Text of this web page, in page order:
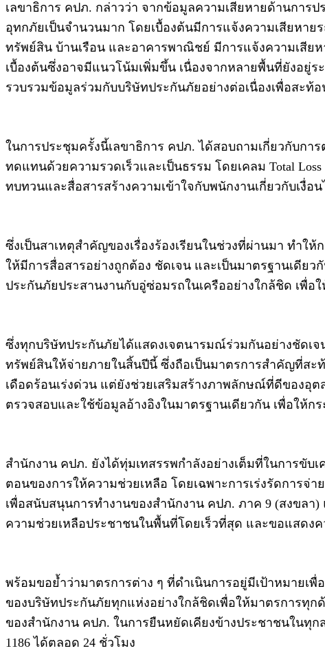
เลขาธิการ คปภ. กล่าวว่า จากข้อมูลความเสียหายด้านการ
อุทกภัยเป็นจำนวนมาก โดยเบื้องต้นมีการแจ้งความเสียหา
ทรัพย์สิน บ้านเรือน และอาคารพาณิชย์ มีการแจ้งความเสีย
เบื้องต้นซึ่งอาจมีแนวโน้มเพิ่มขึ้น เนื่องจากหลายพื้นที่ยังอยู่
รวบรวมข้อมูลร่วมกับบริษัทประกันภัยอย่างต่อเนื่องเพื่อสะ
ในการประชุมครั้งนี้เลขาธิการ คปภ. ได้สอบถามเกี่ยวกับก
ทดแทนด้วยความรวดเร็วและเป็นธรรม โดยเคลม Total
ทบทวนและสื่อสารสร้างความเข้าใจกับพนักงานเกี่ยวกับเงื่
ซึ่งเป็นสาเหตุสำคัญของเรื่องร้องเรียนในช่วงที่ผ่านมา ทำใ
ให้มีการสื่อสารอย่างถูกต้อง ชัดเจน และเป็นมาตรฐานเดีย
ประกันภัยประสานงานกับอู่ซ่อมรถในเครืออย่างใกล้ชิด เพื่อ
ซึ่งทุกบริษัทประกันภัยได้แสดงเจตนารมณ์ร่วมกันอย่างชัดเ
ทรัพย์สินให้จ่ายภายในสิ้นปีนี้ ซึ่งถือเป็นมาตรการสำคัญที่สะ
เดือดร้อนเร่งด่วน แต่ยังช่วยเสริมสร้างภาพลักษณ์ที่ดีของ
ตรวจสอบและใช้ข้อมูลอ้างอิงในมาตรฐานเดียวกัน เพื่อให้
สำนักงาน คปภ. ยังได้ทุ่มเทสรรพกำลังอย่างเต็มที่ในการขั
ตอนของการให้ความช่วยเหลือ โดยเฉพาะการเร่งรัดการ
เพื่อสนับสนุนการทำงานของสำนักงาน คปภ. ภาค 9 (สงขล
ความช่วยเหลือประชาชนในพื้นที่โดยเร็วที่สุด และขอแสด
พร้อมขอย้ำว่ามาตรการต่าง ๆ ที่ดำเนินการอยู่มีเป้าหมายเ
ของบริษัทประกันภัยทุกแห่งอย่างใกล้ชิดเพื่อให้มาตรการทุก
ของสำนักงาน คปภ. ในการยืนหยัดเคียงข้างประชาชนใน
1186 ได้ตลอด 24 ชั่วโมง